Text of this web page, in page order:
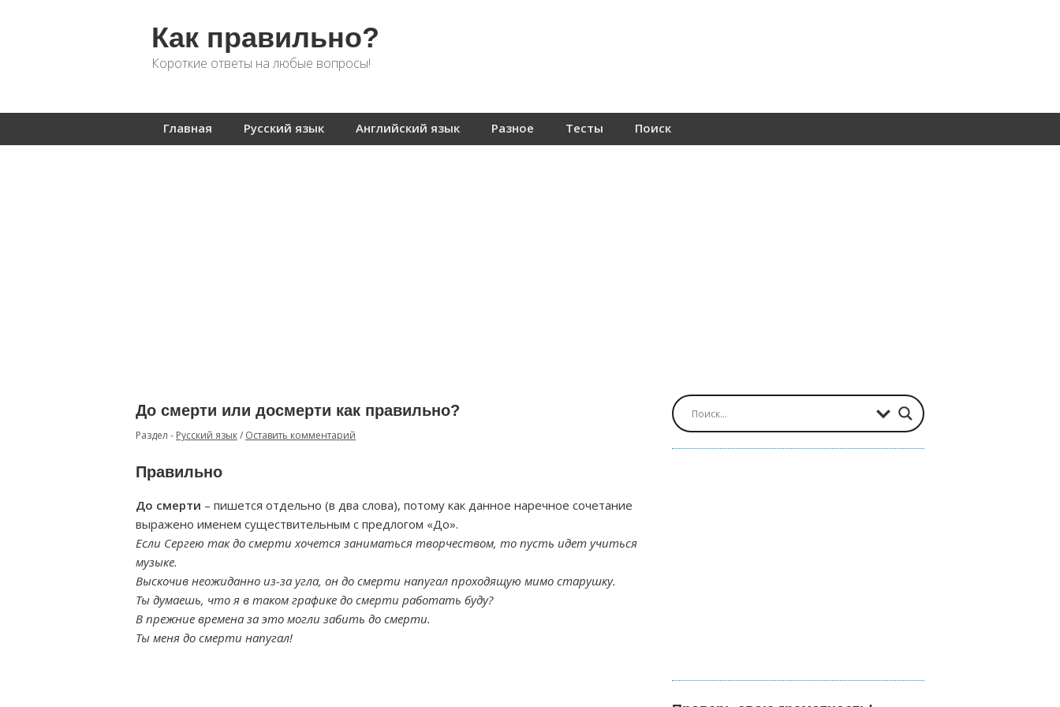
Как правильно?
Короткие ответы на любые вопросы!
Главная Русский язык Английский язык Разное Тесты Поиск
До смерти или досмерти как правильно?
Раздел - Русский язык/ Оставить комментарий
Правильно
До смерти – пишется отдельно (в два слова), потому как данное наречное сочетание
выражено именем существительным с предлогом «До».
Если Сергею так до смерти хочется заниматься творчеством, то пусть идет учиться
музыке.
Выскочив неожиданно из-за угла, он до смерти напугал проходящую мимо старушку.
Ты думаешь, что я в таком графике до смерти работать буду?
В прежние времена за это могли забить до смерти.
Ты меня до смерти напугал!